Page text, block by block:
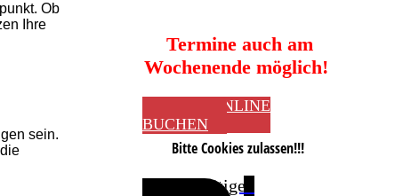
Ob
Ihre
sein.
Termine auch am
Wochenende möglich!
JETZT ONLINE
BUCHEN
Bitte Cookies zulassen!!!
Sie benötigen